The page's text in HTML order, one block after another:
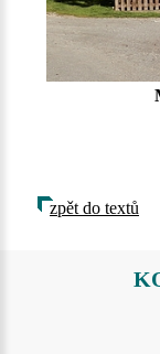
zpět do textů